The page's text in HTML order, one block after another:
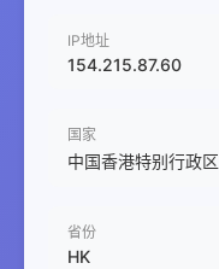
IP地址
154.215.87.60
国家
中国香港特别行政区
省份
HK